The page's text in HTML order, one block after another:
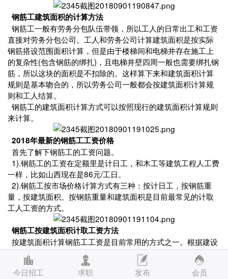
钢筋工建筑面积的计算方法
钢筋工一般有劳务分包队伍带领，所以工人的日常出工和工资
直接对劳务分包公司。工人和劳务公司计算建筑面积是按实际
钢筋搭设范围面积计算，但是由于楼梯间和电梯井存在施工上
的复杂性(包含钢筋的绑扎)，且电梯井壁四周一般也需要绑扎钢
筋，所以这块的面积是不扣除的。这样算下来和建筑面积计算
规则是基本吻合的，所以劳务公司一般都会按建筑面积计算规
则和工人结算。
钢筋工的建筑面积计算方式可以按照现行的建筑面积计算规则
来计算。
2018年最新的钢筋工工资价格
首先了解下钢筋工的工资问题。
1).钢筋工的工资在定额里是计日工，和木工等建筑工程人工费
一样，比如山西现在是86元/工日。
2).钢筋工按市场价格计算方式有三种：按计日工，按钢筋重
量，按建筑面积。按钢筋重量和建筑面积是目前最常见的计取
工人工资的方式。
钢筋工按建筑面积计取工资方法
按建筑面积计算钢筋工工资是目前常用的方式之一。根据建设
项目所在地市场行情不同，和结构性质不同(分框剪结构、框架
结构、其他结构等)，其钢筋工人的工资(按平米价格计算)也不
同。比如太原地区框剪结构高层住宅，2018年最新的钢筋工工
今日招工 求职 发布 会员